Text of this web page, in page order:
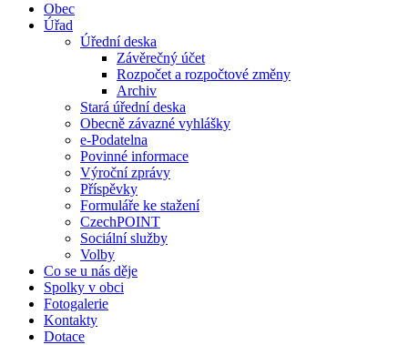
Obec
Úřad
Úřední deska
Závěrečný účet
Rozpočet a rozpočtové změny
Archiv
Stará úřední deska
Obecně závazné vyhlášky
e-Podatelna
Povinné informace
Výroční zprávy
Příspěvky
Formuláře ke stažení
CzechPOINT
Sociální služby
Volby
Co se u nás děje
Spolky v obci
Fotogalerie
Kontakty
Dotace